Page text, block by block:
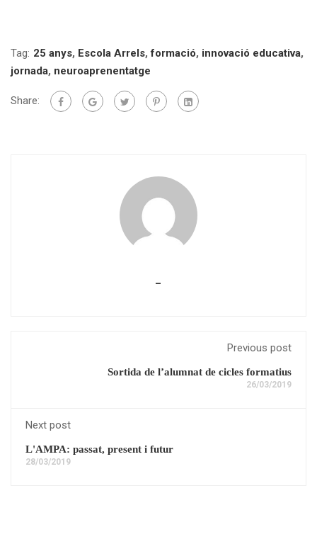
Tag: 25 anys, Escola Arrels,formació, innovació educativa,
jornada, neuroaprenentatge
Share:
Previous post
Sortida de l’alumnat de cicles formatius
26/03/2019
Next post
L'AMPA: passat, present i futur
28/03/2019